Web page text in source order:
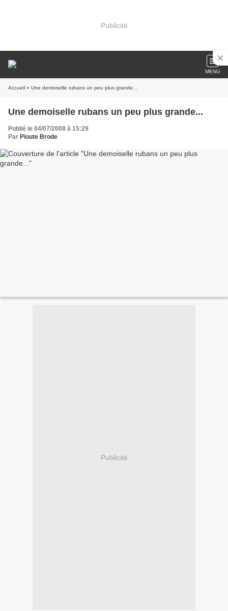
Publicité
MENU
Accueil » Une demoiselle rubans un peu plus grande...
Une demoiselle rubans un peu plus grande...
Publié le 04/07/2008 à 15:29
Par Pioute Brode
Publicité